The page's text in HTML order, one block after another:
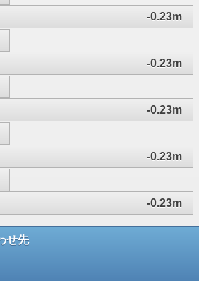
-0.23m
-0.23m
-0.23m
-0.23m
-0.23m
せ先